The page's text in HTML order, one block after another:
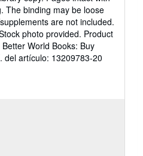
5
The binding may be loose
are not included.
photo provided. Product
World Books: Buy
del artículo: 13209783-20